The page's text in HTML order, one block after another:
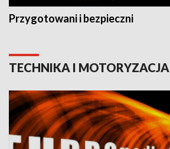
Przygotowani i bezpieczni
TECHNIKA I MOTORYZACJA